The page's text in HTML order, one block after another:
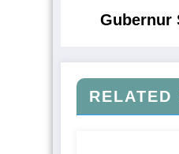
Gubernur
RELATED